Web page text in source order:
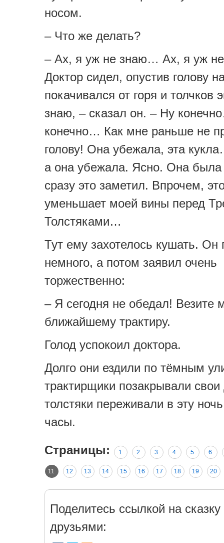
носом.
– Что же делать?
– Ах, я уж не знаю… Ах, я уж
Доктор сидел, опустив голову
покачивался от горя и толчков
знаю, – сказал он. – Ну
конечно… Как мне раньше не
голову! Она убежала, эта
а она убежала. Ясно. Она
сразу это заметил. Впрочем,
уменьшает моей вины перед
Толстяками…
Тут ему захотелось кушать. Он
немного, а потом заявил очень
торжественно:
– Я сегодня не обедал! Везите
ближайшему трактиру.
Голод успокоил доктора.
Долго они ездили по тёмным
трактирщики позакрывали
толстяки переживали в эту
часы.
Страницы: 1 2 3 4 5 6
11 12 13 14 15 16 17 18 19 20
Поделитесь ссылкой на сказку
друзьями: